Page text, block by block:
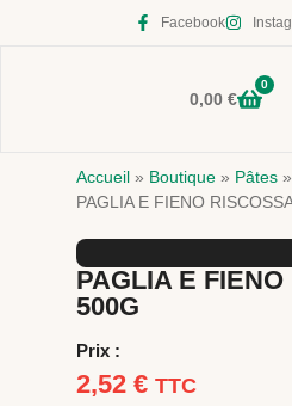
Facebook
0,00€
0
Accueil » Boutique » Pâtes »
PAGLIA E FIENO
PAGLIA E
500G
Prix :
2,52 € TTC